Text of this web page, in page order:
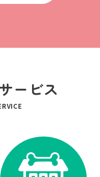
ービス